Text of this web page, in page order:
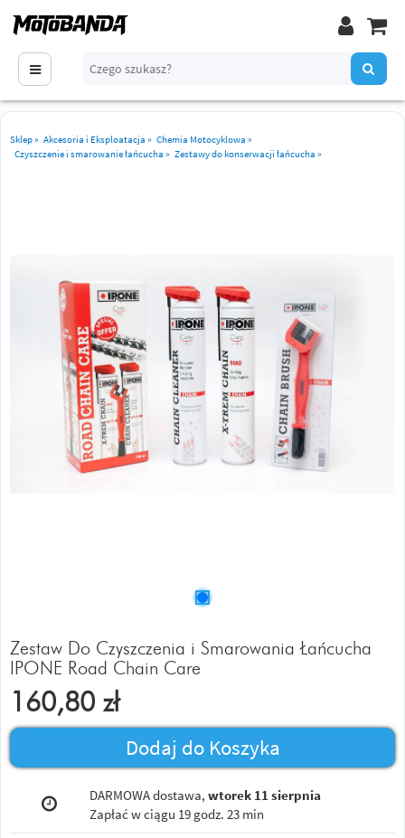
Sklep» Akcesoria i Eksploatacja » Chemia Motocyklowa »
Czyszczenie i smarowanie łańcucha » Zestawy do konserwacji łańcucha »
Zestaw Do Czyszczenia i Smarowania Łańcucha
IPONE Road Chain Care
160,80 zł
Dodaj do Koszyka
DARMOWA dostawa, wtorek 11 sierpnia
Zapłać w ciągu 19 godz. 23 min